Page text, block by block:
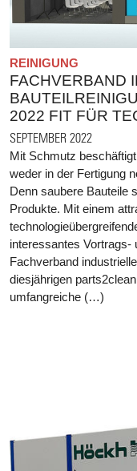
REINIGUNG
FACHVERBAND
2022 FIT FÜR
SEPTEMBER 2022
Mit Schmutz
weder in der Fertigung
Denn saubere Bauteile
Produkte. Mit einem
interessantes
Fachverband
diesjährigen
umfangreiche (…)